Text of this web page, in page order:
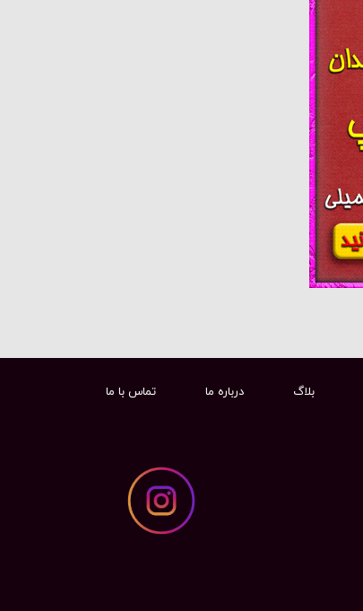
بلاگ درباره ما تماس با ما